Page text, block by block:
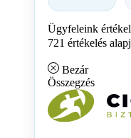
Ügyfeleink
721 értékelés
Bezár
Összegzés